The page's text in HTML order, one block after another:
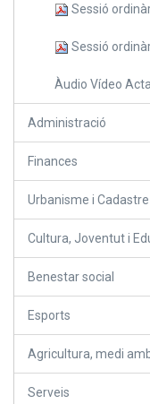
Sessió
Sessió
Àudio Vídeo
Administració
Finances
Urbanisme i Cadastre
Cultura, Joventut i
Benestar social
Esports
Agricultura, medi
Serveis